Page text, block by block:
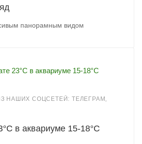
панорамным видом
НАШИХ СОЦСЕТЕЙ: ТЕЛЕГРАМ,
в аквариуме 15-18°C